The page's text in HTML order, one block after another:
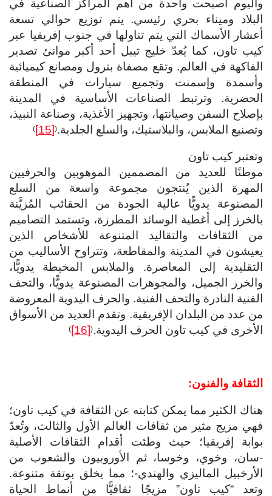
واليوم أصبحت واحدة من أهم المراكز الصناعية في
البلاد وميناء بحري رئيسي. يتم توزيع حوالي تسعة
أعشار الأسماك التي يتم تناولها في جنوب إفريقيا عبر
كيب تاون، كما يُعدّ خليج تيبل أحد أكبر موانئ تصدير
الفاكهة في العالم. وتقع مصفاة بترول ومصانع كيميائية
وأسمدة وإسمنت وتجميع سيارات في المنطقة
الحضرية. وترتبط الصناعات الأساسية في المدينة
بإصلاح السفن وصيانتها، وتجهيز الأغذية، وصناعة النبيذ،
وتصنيع الملابس، والبلاستيك، والسلع الجلدية.(
[15]
)
وتعتبر كيب تاون
موطنًا للعديد من المصممين الموهوبين والحرفيين
المهرة الذين يُنتجون مجموعة واسعة من السلع
المصنوعة يدويًّا عالية الجودة من الحقائب المُزيَّنة
بالخرز إلى أغطية الوسائد المطرزة، وتستمد التصاميم
من الثقافات والتقاليد المتنوعة للأشخاص الذين
يعيشون في المدينة والمقاطعة، وتتراوح الأساليب من
التقليدية إلى المعاصرة. والملابس المخيطة يدويًّا،
والخرز الجميل، والمجوهرات المصنوعة يدويًّا، والتحف
الفنية النادرة والتحف الفنية. والحرف اليدوية المعروضة
من عدد من البلدان الإفريقية. وتقدم العديد من الأسواق
الأخرى في كيب تاون الحرف اليدوية.(
[16]
)
الثقافة والفنون:
هناك الكثير مما يمكن كتابته عن الثقافة في كيب تاون؛
فهي مزيج مثير من ثقافات العالم الأول والثالث، وتُعدّ
بوابة إفريقيا؛ حيث وطئت أقدام الثقافات الأصلية
-سان، وخوي، وخوسا، ثم الأوروبيون والشعوب من
الأرخبيل الماليزي والهندي-؛ مما يخلق بوتقة متنوعة.
وتعد “كيب تاون” مزيجًا ثقافيًّا من أنماط الحياة